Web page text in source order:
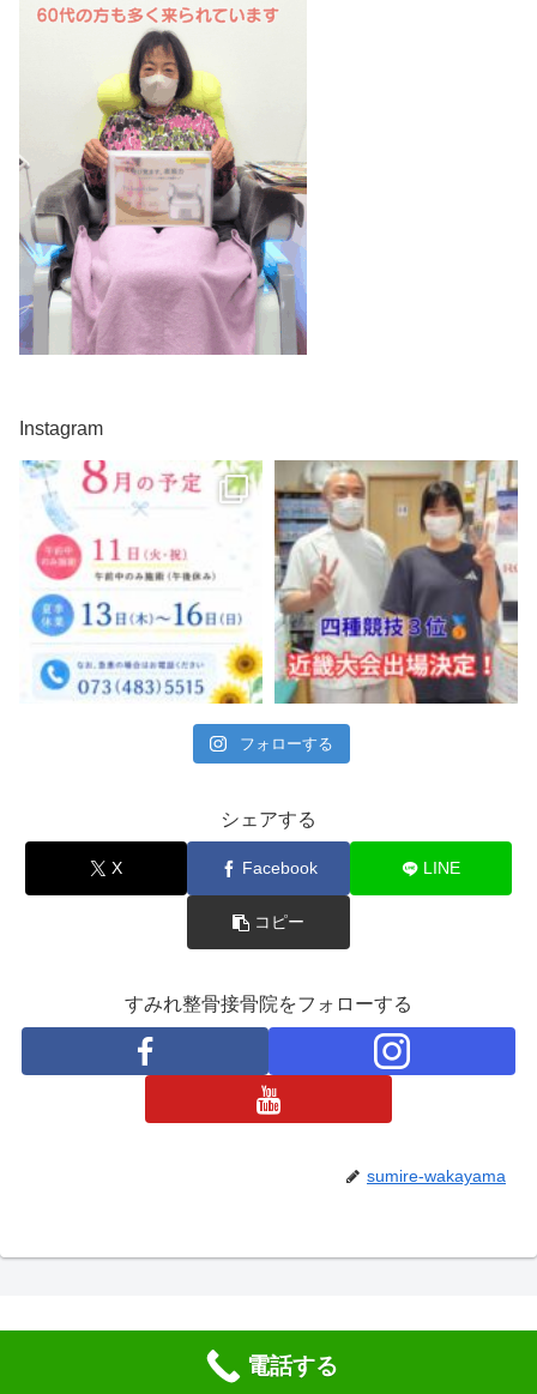
Instagram
フォローする
シェアする
X Facebook LINE
コピー
すみれ整骨接骨院をフォローする
sumire-wakayama
© 2020 すみれ整骨接骨院｜和歌山県海南市.
電話する